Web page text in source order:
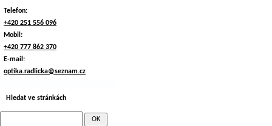
Telefon:
+420 251 556 096
Mobil:
+420 777 862 370
E-mail:
optika.radlicka@seznam.cz
Hledat ve stránkách